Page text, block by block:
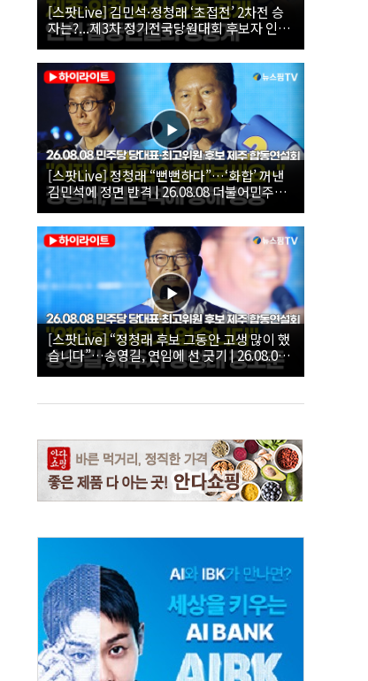
[스팟Live] 김민석·정청래 ‘초접전’ 2차전 승
자는?...제3차 정기전국당원대회 후보자 인천
합동연설회 생중계 | 26.08.08
[스팟Live] 정청래 “뻔뻔하다”…‘화합’ 꺼낸
김민석에 정면 반격 | 26.08.08 더불어민주당
당대표·최고위원 후보 제주 합동연설회
[스팟Live] “정청래 후보 그동안 고생 많이 했
습니다”…송영길, 연임에 선 긋기 | 26.08.08
더불어민주당 당대표·최고위원 후보 제주 합